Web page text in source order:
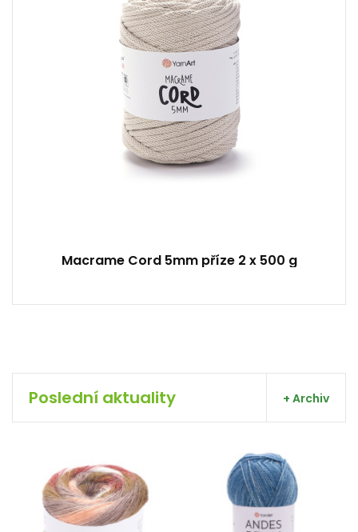
2
Macrame Cord 5mm příze 2 x 500 g
Poslední aktuality + Archiv